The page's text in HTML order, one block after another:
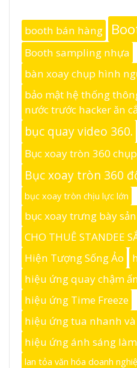
booth bán hàng
Booth sampling nhựa
bàn xoay chụp hình
bảo mật hệ thống
nước trước hacker ăn
bục quay video 360.
Bục xoay tròn 360
Bục xoay tròn 360
bục xoay tròn chịu lực lớn
bục xoay trưng bày
CHO THUÊ STANDEE
Hiện Tượng Sống Ảo
hiệu ứng quay chậm
hiệu ứng Time Freeze
hiệu ứng tua nhanh
hiệu ứng ánh sáng
lan tỏa văn hóa doanh